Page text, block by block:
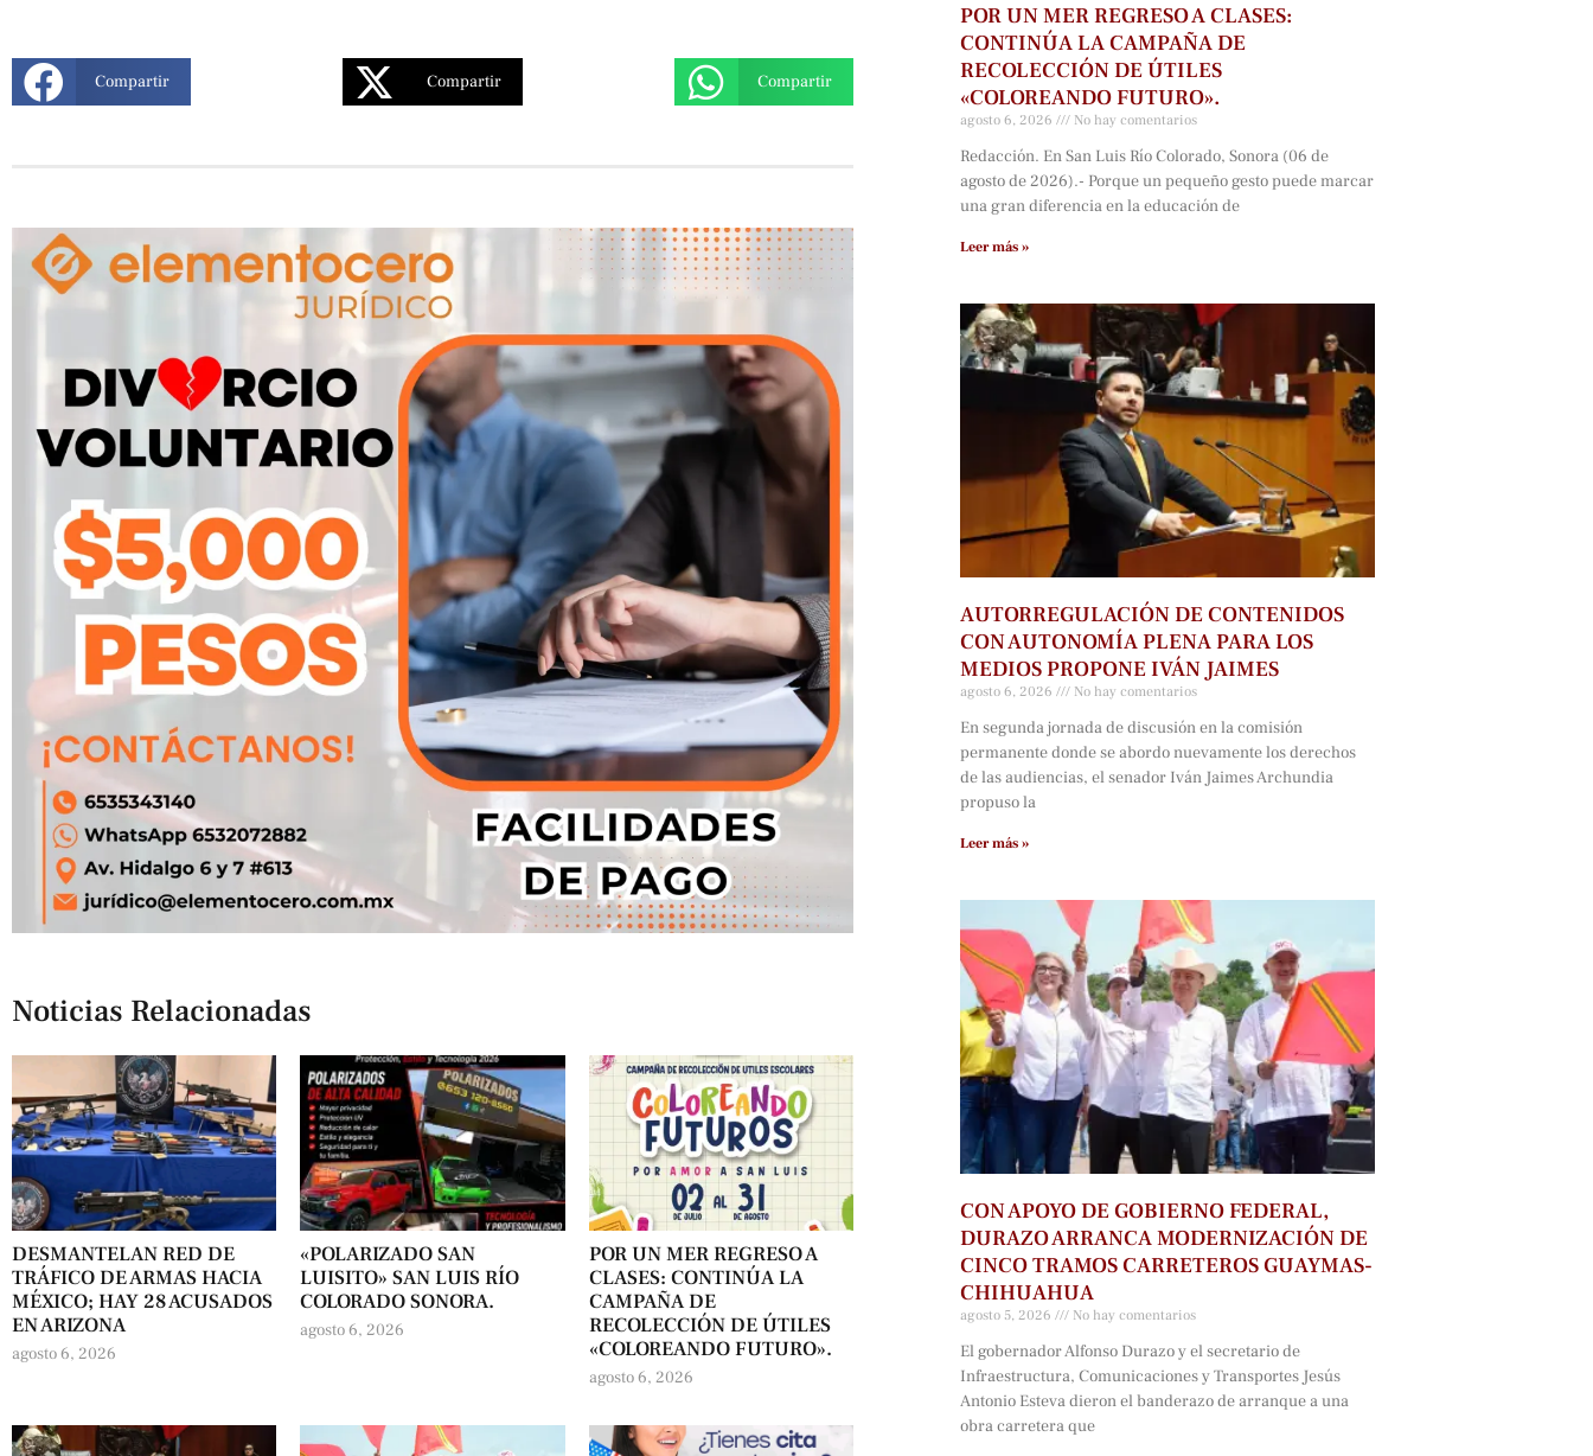
Compartir Compartir Compartir
Noticias Relacionadas
DESMANTELAN RED DE
TRÁFICO DE ARMAS HACIA
MÉXICO; HAY 28 ACUSADOS
EN ARIZONA
agosto 6, 2026
«POLARIZADO SAN
LUISITO» SAN LUIS RÍO
COLORADO SONORA.
agosto 6, 2026
POR UN MER REGRESO A
CLASES: CONTINÚA LA
CAMPAÑA DE
RECOLECCIÓN DE ÚTILES
«COLOREANDO FUTURO».
agosto 6, 2026
POR UN MER REGRESO A CLASES:
CONTINÚA LA CAMPAÑA DE
RECOLECCIÓN DE ÚTILES
«COLOREANDO FUTURO».
agosto 6, 2026 No hay comentarios
Redacción. En San Luis Río Colorado, Sonora (06 de
agosto de 2026).- Porque un pequeño gesto puede marcar
una gran diferencia en la educación de
Leer más »
AUTORREGULACIÓN DE CONTENIDOS
CON AUTONOMÍA PLENA PARA LOS
MEDIOS PROPONE IVÁN JAIMES
agosto 6, 2026 No hay comentarios
En segunda jornada de discusión en la comisión
permanente donde se abordo nuevamente los derechos
de las audiencias, el senador Iván Jaimes Archundia
propuso la
Leer más »
CON APOYO DE GOBIERNO FEDERAL,
DURAZO ARRANCA MODERNIZACIÓN DE
CINCO TRAMOS CARRETEROS GUAYMAS-
CHIHUAHUA
agosto 5, 2026 No hay comentarios
El gobernador Alfonso Durazo y el secretario de
Infraestructura, Comunicaciones y Transportes Jesús
Antonio Esteva dieron el banderazo de arranque a una
obra carretera que